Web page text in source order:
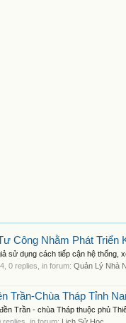
Công Nhằm Phát Triển
sử dụng cách tiếp cận hệ thống,
, 0 replies, in forum:Quản Lý Nhà
Trần-Chùa Tháp Tỉnh
Trần - chùa Tháp thuộc phủ